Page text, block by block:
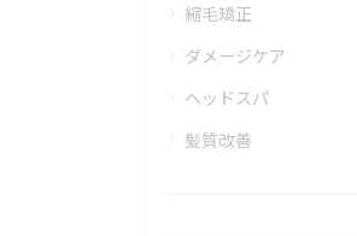
縮毛矯正
ダメージケア
ヘッドスパ
髪質改善